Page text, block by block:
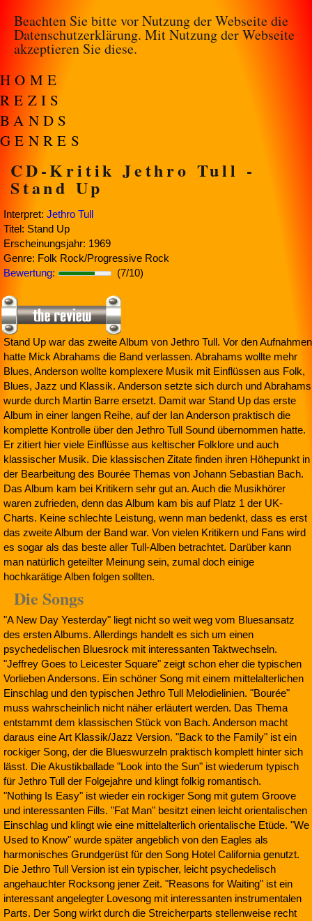
Beachten Sie bitte vor Nutzung der Webseite die
Datenschutzerklärung. Mit Nutzung der Webseite
akzeptieren Sie diese.
HOME
REZIS
BANDS
GENRES
CD-Kritik Jethro Tull -
Stand Up
Interpret: Jethro Tull
Titel: Stand Up
Erscheinungsjahr: 1969
Genre: Folk Rock/Progressive Rock
Bewertung:
(7/10)
Stand Up war das zweite Album von Jethro Tull. Vor den Aufnahmen
hatte Mick Abrahams die Band verlassen. Abrahams wollte mehr
Blues, Anderson wollte komplexere Musik mit Einflüssen aus Folk,
Blues, Jazz und Klassik. Anderson setzte sich durch und Abrahams
wurde durch Martin Barre ersetzt. Damit war Stand Up das erste
Album in einer langen Reihe, auf der Ian Anderson praktisch die
komplette Kontrolle über den Jethro Tull Sound übernommen hatte.
Er zitiert hier viele Einflüsse aus keltischer Folklore und auch
klassischer Musik. Die klassischen Zitate finden ihren Höhepunkt in
der Bearbeitung des Bourée Themas von Johann Sebastian Bach.
Das Album kam bei Kritikern sehr gut an. Auch die Musikhörer
waren zufrieden, denn das Album kam bis auf Platz 1 der UK-
Charts. Keine schlechte Leistung, wenn man bedenkt, dass es erst
das zweite Album der Band war. Von vielen Kritikern und Fans wird
es sogar als das beste aller Tull-Alben betrachtet. Darüber kann
man natürlich geteilter Meinung sein, zumal doch einige
hochkarätige Alben folgen sollten.
Die Songs
"A New Day Yesterday" liegt nicht so weit weg vom Bluesansatz
des ersten Albums. Allerdings handelt es sich um einen
psychedelischen Bluesrock mit interessanten Taktwechseln.
"Jeffrey Goes to Leicester Square" zeigt schon eher die typischen
Vorlieben Andersons. Ein schöner Song mit einem mittelalterlichen
Einschlag und den typischen Jethro Tull Melodielinien. "Bourée"
muss wahrscheinlich nicht näher erläutert werden. Das Thema
entstammt dem klassischen Stück von Bach. Anderson macht
daraus eine Art Klassik/Jazz Version. "Back to the Family" ist ein
rockiger Song, der die Blueswurzeln praktisch komplett hinter sich
lässt. Die Akustikballade "Look into the Sun" ist wiederum typisch
für Jethro Tull der Folgejahre und klingt folkig romantisch.
"Nothing Is Easy" ist wieder ein rockiger Song mit gutem Groove
und interessanten Fills. "Fat Man" besitzt einen leicht orientalischen
Einschlag und klingt wie eine mittelalterlich orientalische Etüde. "We
Used to Know" wurde später angeblich von den Eagles als
harmonisches Grundgerüst für den Song Hotel California genutzt.
Die Jethro Tull Version ist ein typischer, leicht psychedelisch
angehauchter Rocksong jener Zeit. "Reasons for Waiting" ist ein
interessant angelegter Lovesong mit interessanten instrumentalen
Parts. Der Song wirkt durch die Streicherparts stellenweise recht